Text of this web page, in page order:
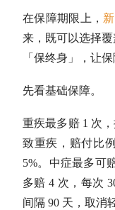
在保障期限上，
来，既可以选择
「保终身」，让
先看基础保障。
重疾最多赔 1 次
致重疾，赔付比
5%。中症最多可
多赔 4 次，每次
间隔 90 天，取消